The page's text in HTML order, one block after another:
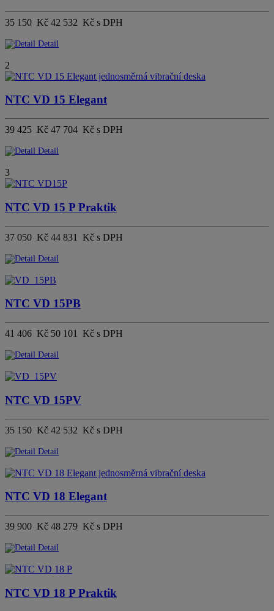
35 150 Kč 42 532 Kč s DPH
Detail
2
NTC VD 15 Elegant
39 425 Kč 47 704 Kč s DPH
Detail
3
NTC VD 15 P Praktik
37 050 Kč 44 831 Kč s DPH
Detail
NTC VD 15PB
41 406 Kč 50 101 Kč s DPH
Detail
NTC VD 15PV
35 150 Kč 42 532 Kč s DPH
Detail
NTC VD 18 Elegant
39 900 Kč 48 279 Kč s DPH
Detail
NTC VD 18 P Praktik